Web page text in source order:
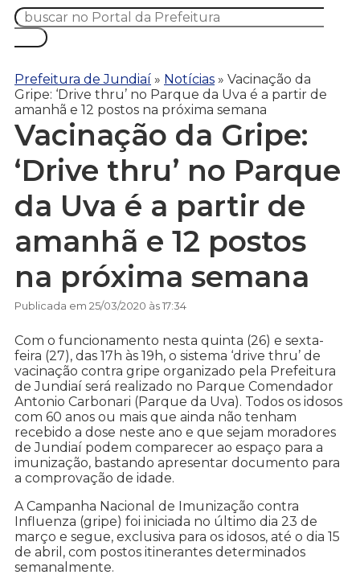
Prefeitura de Jundiaí » Notícias » Vacinação da
Gripe: ‘Drive thru’ no Parque da Uva é a partir de
amanhã e 12 postos na próxima semana
Vacinação da Gripe:
‘Drive thru’ no Parque
da Uva é a partir de
amanhã e 12 postos
na próxima semana
Publicada em 25/03/2020 às 17:34
Com o funcionamento nesta quinta (26) e sexta-
feira (27), das 17h às 19h, o sistema ‘drive thru’ de
vacinação contra gripe organizado pela Prefeitura
de Jundiaí será realizado no Parque Comendador
Antonio Carbonari (Parque da Uva). Todos os idosos
com 60 anos ou mais que ainda não tenham
recebido a dose neste ano e que sejam moradores
de Jundiaí podem comparecer ao espaço para a
imunização, bastando apresentar documento para
a comprovação de idade.
A Campanha Nacional de Imunização contra
Influenza (gripe) foi iniciada no último dia 23 de
março e segue, exclusiva para os idosos, até o dia 15
de abril, com postos itinerantes determinados
semanalmente.